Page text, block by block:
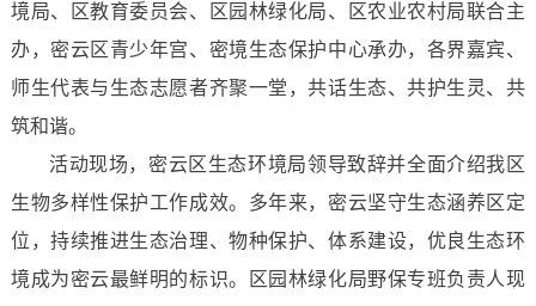
境局、区教育委员会、区园林绿化局、区农业农村局联合主
办，密云区青少年宫、密境生态保护中心承办，各界嘉宾、
师生代表与生态志愿者齐聚一堂，共话生态、共护生灵、共
筑和谐。
活动现场，密云区生态环境局领导致辞并全面介绍我区
生物多样性保护工作成效。多年来，密云坚守生态涵养区定
位，持续推进生态治理、物种保护、体系建设，优良生态环
境成为密云最鲜明的标识。区园林绿化局野保专班负责人现